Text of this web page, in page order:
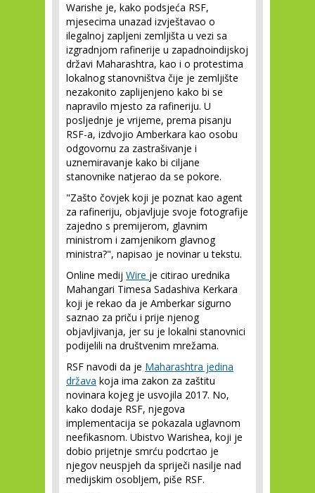
Warishe je, kako podsjeća RSF,
mjesecima unazad izvještavao o
ilegalnoj zapljeni zemljišta u vezi sa
izgradnjom rafinerije u zapadnoindijskoj
državi Maharashtra, kao i o protestima
lokalnog stanovništva čije je zemljište
nezakonito zaplijenjeno kako bi se
napravilo mjesto za rafineriju. U
posljednje je vrijeme, prema pisanju
RSF-a, izdvojio Amberkara kao osobu
odgovornu za zastrašivanje i
uznemiravanje kako bi ciljane
stanovnike natjerao da se pokore.
"Zašto čovjek koji je poznat kao agent
za rafineriju, objavljuje svoje fotografije
zajedno s premijerom, glavnim
ministrom i zamjenikom glavnog
ministra?", napisao je novinar u tekstu.
Online medij Wire je citirao urednika
Mahangari Timesa Sadashiva Kerkara
koji je rekao da je Amberkar sigurno
saznao za priču i prije njenog
objavljivanja, jer su je lokalni stanovnici
podijelili na društvenim mrežama.
RSF navodi da je Maharashtra jedina
država koja ima zakon za zaštitu
novinara kojeg je usvojila 2017. No,
kako dodaje RSF, njegova
implementacija se pokazala uglavnom
neefikasnom. Ubistvo Warishea, koji je
dobio prijetnje smrću podcrtao je
njegov neuspjeh da spriječi nasilje nad
medijskim osobljem, piše RSF.